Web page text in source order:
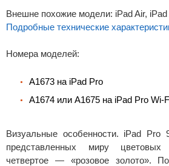
Внешне похожие модели: iPad Air, iPad
Подробные технические
Номера моделей:
A1673 на iPad Pro
A1674 или A1675 на iPad Pro Wi-
Визуальные особенности. iPad Pro
представленных миру цветовых
четвертое — «розовое золото».